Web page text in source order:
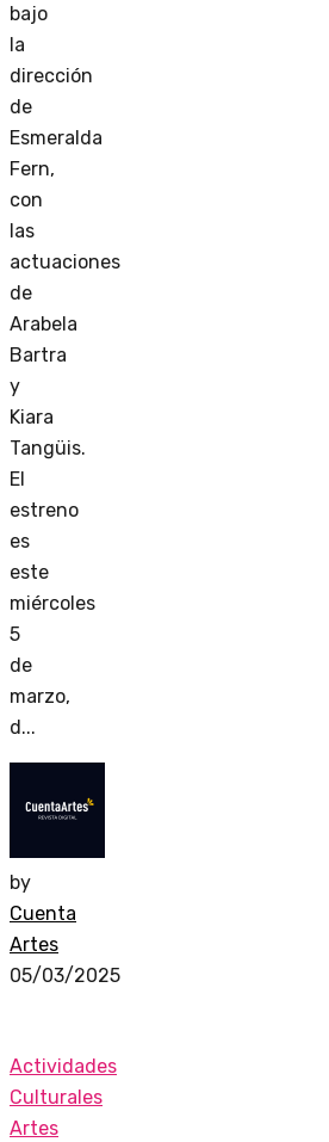
bajo
la
dirección
de
Esmeralda
Fern,
con
las
actuaciones
de
Arabela
Bartra
y
Kiara
Tangüis.
El
estreno
es
este
miércoles
5
de
marzo,
d...
by
Cuenta
Artes
05/03/2025
Actividades
Culturales
Artes